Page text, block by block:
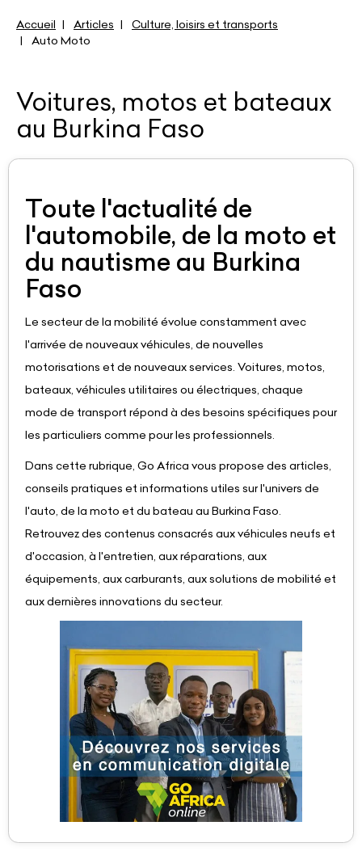
Accueil Articles
Culture, loisirs et transports
Auto Moto
Voitures, motos et bateaux
au Burkina Faso
Toute l'actualité de
l'automobile, de la moto et
du nautisme au Burkina
Faso
Le secteur de la mobilité évolue constamment avec
l'arrivée de nouveaux véhicules, de nouvelles
motorisations et de nouveaux services. Voitures, motos,
bateaux, véhicules utilitaires ou électriques, chaque
mode de transport répond à des besoins spécifiques pour
les particuliers comme pour les professionnels.
Dans cette rubrique, Go Africa vous propose des articles,
conseils pratiques et informations utiles sur l'univers de
l'auto, de la moto et du bateau au Burkina Faso.
Retrouvez des contenus consacrés aux véhicules neufs et
d'occasion, à l'entretien, aux réparations, aux
équipements, aux carburants, aux solutions de mobilité et
aux dernières innovations du secteur.